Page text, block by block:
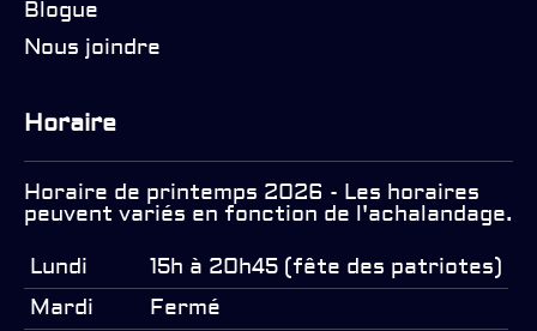
Blogue
Nous joindre
Horaire
Horaire de printemps 2026 - Les horaires
peuvent variés en fonction de l'achalandage.
Lundi
15h à 20h45 (fête des patriotes)
Mardi
Fermé